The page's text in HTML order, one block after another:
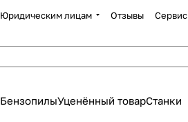
Юридическим лицам Отзывы Сервис
БензопилыУценённый товарСтанки